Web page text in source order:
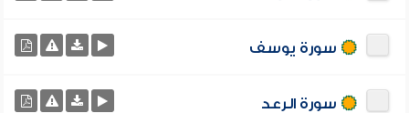
سورة يوسف
سورة الرعد